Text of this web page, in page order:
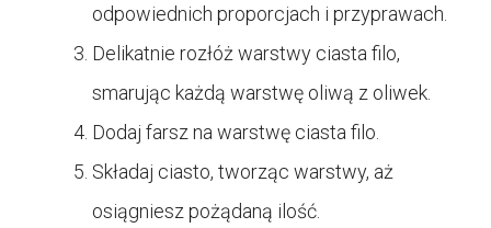
odpowiednich proporcjach i przyprawach.
Delikatnie rozłóż warstwy ciasta filo,
smarując każdą warstwę oliwą z oliwek.
Dodaj farsz na warstwę ciasta filo.
Składaj ciasto, tworząc warstwy, aż
osiągniesz pożądaną ilość.